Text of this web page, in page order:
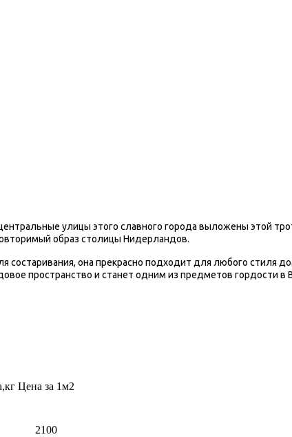
улицы этого славного города выложены этой
образ столицы Нидерландов.
состаривания, она прекрасно подходит для любого стиля
пространство и станет одним из предметов гордости в
Цена за 1м2
2100